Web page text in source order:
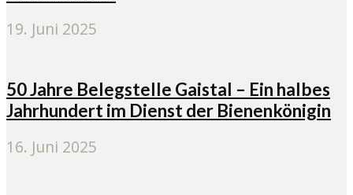
19. Juni 2025
50 Jahre Belegstelle Gaistal – Ein halbes
Jahrhundert im Dienst der Bienenkönigin
16. Juni 2025